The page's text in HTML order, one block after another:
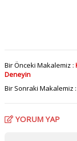
Bir Önceki Makalemiz :
Deneyin
Bir Sonraki Makalemiz :
YORUM YAP